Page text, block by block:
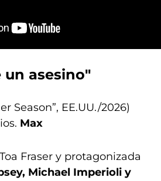
un asesino"
Season”, EE.UU./2026)
Max
Fraser y protagonizada
Michael Imperioli y